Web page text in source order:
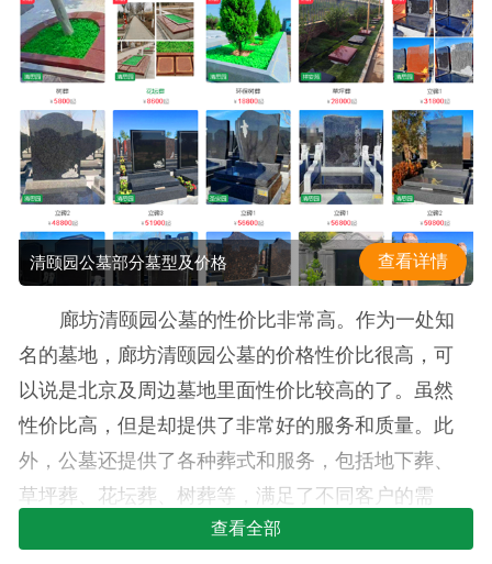
清颐园公墓部分墓型及价格 查看详情
廊坊清颐园公墓的性价比非常高。作为一处知
名的墓地，廊坊清颐园公墓的价格性价比很高，可
以说是北京及周边墓地里面性价比较高的了。虽然
性价比高，但是却提供了非常好的服务和质量。此
外，公墓还提供了各种葬式和服务，包括地下葬、
草坪葬、花坛葬、树葬等，满足了不同客户的需
查看全部